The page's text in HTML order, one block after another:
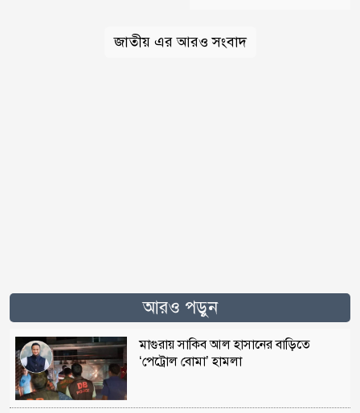
জাতীয় এর আরও সংবাদ
আরও পড়ুন
মাগুরায় সাকিব আল হাসানের বাড়িতে
‘পেট্রোল বোমা’ হামলা